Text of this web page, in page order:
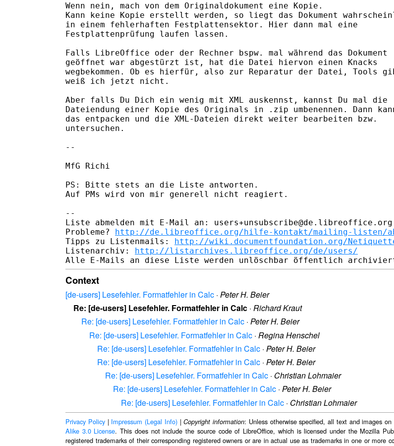
Wenn nein, mach von dem Originaldokument eine Kopie.
Kann keine Kopie erstellt werden, so liegt das Dokument
in einem fehlerhaften Festplattensektor. Hier dann mal eine
Festplattenprüfung laufen lassen.
Falls LibreOffice oder der Rechner bspw. mal während das Dokument
geöffnet war abgestürzt ist, hat die Datei hiervon einen Knacks
wegbekommen. Ob es hierfür, also zur Reparatur der Datei, Tools
weiß ich jetzt nicht.
Aber falls Du Dich ein wenig mit XML auskennst, kannst Du mal die
Dateiendung einer Kopie des Originals in .zip umbenennen. Dann
das entpacken und die XML-Dateien direkt weiter bearbeiten bzw.
untersuchen.
--
MfG Richi
PS: Bitte stets an die Liste antworten.
Auf PMs wird von mir generell nicht reagiert.
--
Liste abmelden mit E-Mail an: users+unsubscribe@de.libreoffice.org
Probleme? http://de.libreoffice.org/hilfe-kontakt/mailing-listen/
Tipps zu Listenmails: http://wiki.documentfoundation.org/
Listenarchiv: http://listarchives.libreoffice.org/de/users/
Context
[de-users] Lesefehler. Formatfehler in Calc · Peter H. Beier
Re: [de-users] Lesefehler. Formatfehler in Calc · Richard Kraut
Re: [de-users] Lesefehler. Formatfehler in Calc · Peter H. Beier
Re: [de-users] Lesefehler. Formatfehler in Calc · Regina Henschel
Re: [de-users] Lesefehler. Formatfehler in Calc · Peter H. Beier
Re: [de-users] Lesefehler. Formatfehler in Calc · Peter H. Beier
Re: [de-users] Lesefehler. Formatfehler in Calc · Christian Lohmaier
Re: [de-users] Lesefehler. Formatfehler in Calc · Peter H. Beier
Re: [de-users] Lesefehler. Formatfehler in Calc · Christian Lohmaier
Privacy Policy| Impressum (Legal Info)|Copyright information: Unless otherwise specified, all text and images
Alike 3.0 License. This does not include the source code of LibreOffice, which is licensed under the Mozilla
registered trademarks of their corresponding registered owners or are in actual use as trademarks in one or more